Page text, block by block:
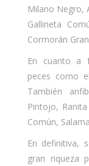
Milano Negro,
Gallineta
Cormorán
En cuanto a
peces como
También
Pintojo,
Común,
En definitiva,
gran riqueza